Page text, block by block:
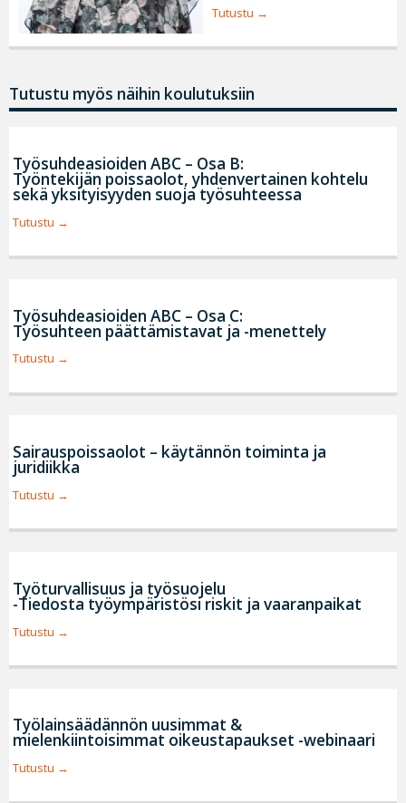
Tutustu
Tutustu myös näihin koulutuksiin
Työsuhdeasioiden ABC – Osa B:
Työntekijän poissaolot, yhdenvertainen kohtelu
sekä yksityisyyden suoja työsuhteessa
Tutustu
Työsuhdeasioiden ABC – Osa C:
Työsuhteen päättämistavat ja -menettely
Tutustu
Sairauspoissaolot – käytännön toiminta ja
juridiikka
Tutustu
Työturvallisuus ja työsuojelu
-Tiedosta työympäristösi riskit ja vaaranpaikat
Tutustu
Työlainsäädännön uusimmat &
mielenkiintoisimmat oikeustapaukset -webinaari
Tutustu